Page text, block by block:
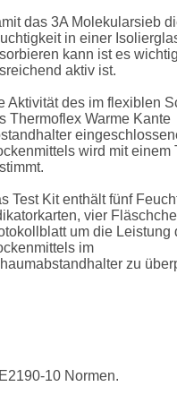
das 3A Molekularsieb
in einer
kann ist es
aktiv ist.
Aktivität des im flexiblen
Thermoflex Warme Kante
wird mit einem
Test Kit enthält fünf
vier
um die Leistung
im
zu
10 Normen.